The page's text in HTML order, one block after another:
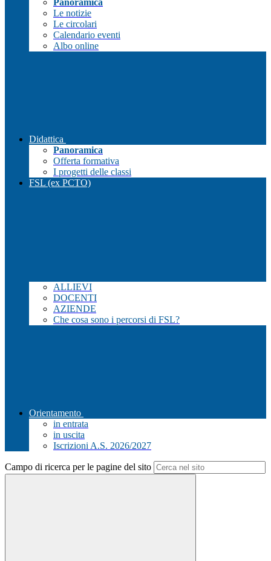
Panoramica
Le notizie
Le circolari
Calendario eventi
Albo online
Didattica
Panoramica
Offerta formativa
I progetti delle classi
FSL (ex PCTO)
ALLIEVI
DOCENTI
AZIENDE
Che cosa sono i percorsi di FSL?
Orientamento
in entrata
in uscita
Iscrizioni A.S. 2026/2027
Campo di ricerca per le pagine del sito